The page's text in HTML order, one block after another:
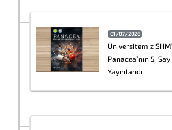
01/07/2026
Üniversitemiz
Panacea’nın 5.
Yayınlandı